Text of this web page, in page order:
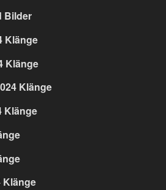
Bilder
Klänge
Klänge
Klänge
Klänge
Klänge